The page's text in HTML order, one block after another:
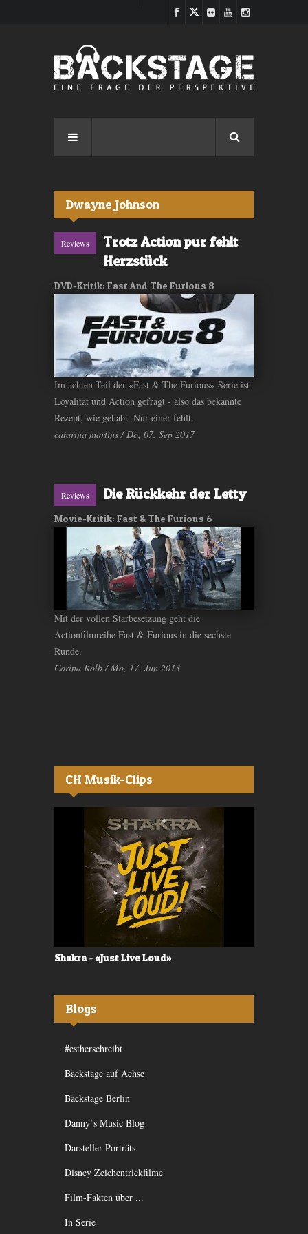
Dwayne Johnson
Reviews
Trotz Action pur fehlt
Herzstück
DVD-Kritik: Fast And The Furious 8
Im achten Teil der «Fast & The Furious»-Serie ist
Loyalität und Action gefragt - also das bekannte
Rezept, wie gehabt. Nur einer fehlt.
catarina martins / Do, 07. Sep 2017
Reviews Die Rückkehr der Letty
Movie-Kritik: Fast & The Furious 6
Mit der vollen Starbesetzung geht die
Actionfilmreihe Fast & Furious in die sechste
Runde.
Corina Kolb / Mo, 17. Jun 2013
CH Musik-Clips
Shakra - «Just Live Loud»
Blogs
#estherschreibt
Bäckstage auf Achse
Bäckstage Berlin
Danny`s Music Blog
Darsteller-Porträts
Disney Zeichentrickfilme
Film-Fakten über ...
In Serie